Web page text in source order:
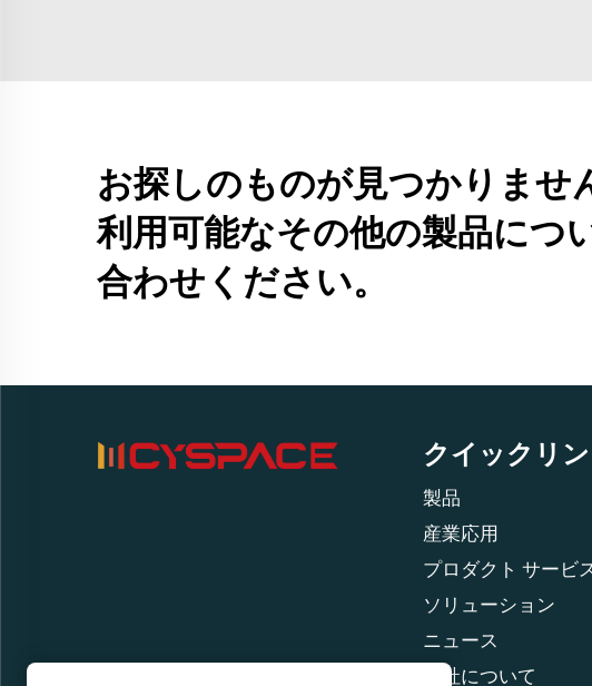
お探しのものが見つかりませ
利用可能なその他の製品につ
合わせください。
クイックリ
製品
産業応用
プロダクト サービ
ソリューション
ニュース
当社について